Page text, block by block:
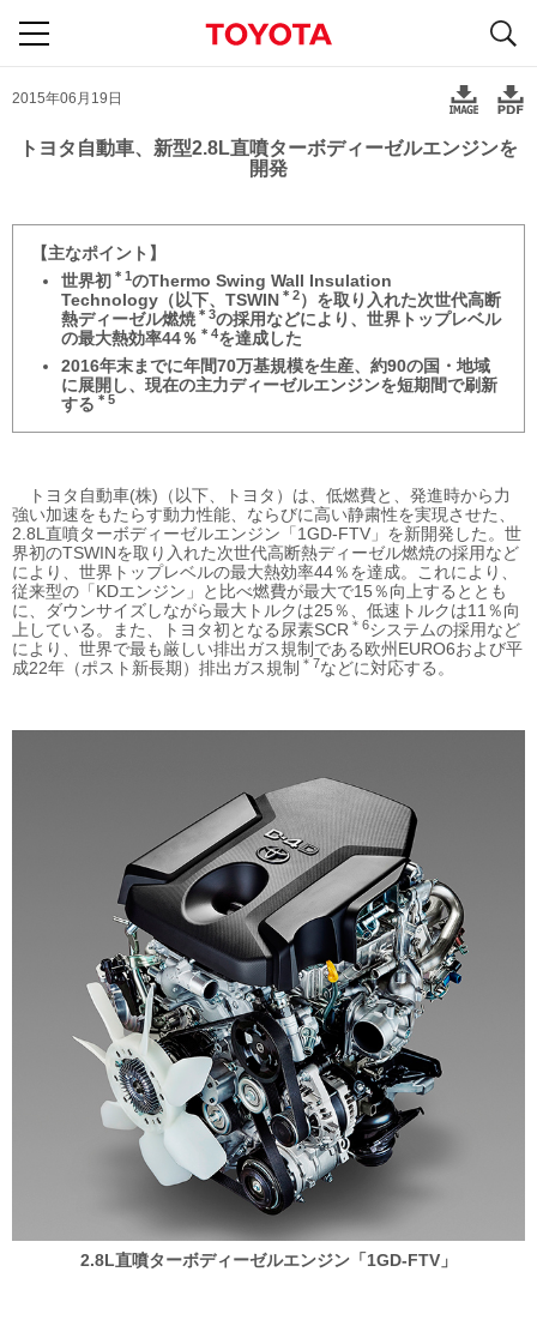
2015年06月19日
トヨタ自動車、新型2.8L直噴ターボディーゼルエンジンを
開発
主なポイント
世界初 ＊1のThermo Swing Wall Insulation
Technology（以下、TSWIN ＊2）を取り入れた次世代高断
熱ディーゼル燃焼 ＊3の採用などにより、世界トップレベル
の最大熱効率44％ ＊4を達成した
2016年末までに年間70万基規模を生産、約90の国・地域
に展開し、現在の主力ディーゼルエンジンを短期間で刷新
する ＊5
トヨタ自動車(株)（以下、トヨタ）は、低燃費と、発進時から力
強い加速をもたらす動力性能、ならびに高い静粛性を実現させた、
2.8L直噴ターボディーゼルエンジン「1GD-FTV」を新開発した。世
界初のTSWINを取り入れた次世代高断熱ディーゼル燃焼の採用など
により、世界トップレベルの最大熱効率44％を達成。これにより、
従来型の「KDエンジン」と比べ燃費が最大で15％向上するととも
に、ダウンサイズしながら最大トルクは25％、低速トルクは11％向
上している。また、トヨタ初となる尿素SCR ＊6システムの採用など
により、世界で最も厳しい排出ガス規制である欧州EURO6および平
成22年（ポスト新長期）排出ガス規制 ＊7などに対応する。
2.8L直噴ターボディーゼルエンジン 「1GD-FTV」